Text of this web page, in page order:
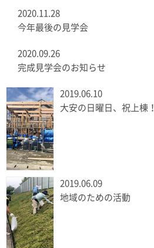
2020.11.28
今年最後の見学会
2020.09.26
完成見学会のお知らせ
2019.06.10
大安の日曜日、祝上棟！
2019.06.09
地域のための活動